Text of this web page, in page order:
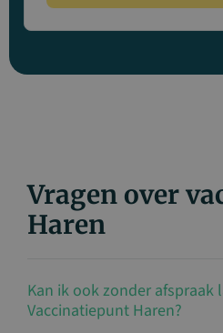
Vragen over
Haren
Kan ik ook zonder afspraak
Vaccinatiepunt Haren?